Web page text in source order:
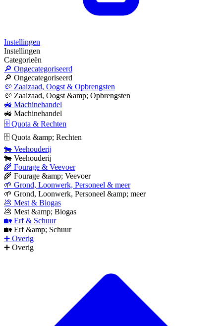
Instellingen
Instellingen
Categorieën
🔎 Ongecategoriseerd
🔎 Ongecategoriseerd
🥔 Zaaizaad, Oogst & Opbrengsten
🥔 Zaaizaad, Oogst &amp; Opbrengsten
🚜 Machinehandel
🚜 Machinehandel
🗄 Quota & Rechten
🗄 Quota &amp; Rechten
🐄 Veehouderij
🐄 Veehouderij
🌾 Fourage & Veevoer
🌾 Fourage &amp; Veevoer
🌱 Grond, Loonwerk, Personeel & meer
🌱 Grond, Loonwerk, Personeel &amp; meer
💩 Mest & Biogas
💩 Mest &amp; Biogas
🏡 Erf & Schuur
🏡 Erf &amp; Schuur
➕ Overig
➕ Overig